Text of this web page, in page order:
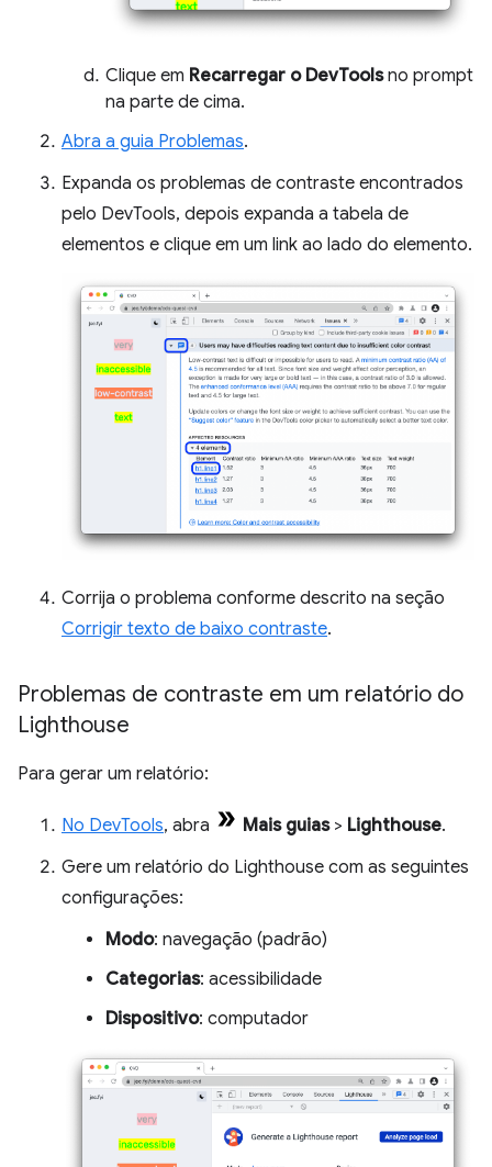
Clique em Recarregar o DevToolsno prompt
na parte de cima.
Abra a guia Problemas.
Expanda os problemas de contraste encontrados
pelo DevTools, depois expanda a tabela de
elementos e clique em um link ao lado do elemento.
Corrija o problema conforme descrito na seção
Corrigir texto de baixo contraste.
Problemas de contraste em um relatório do
Lighthouse
Para gerar um relatório:
No DevTools, abra Mais guias> Lighthouse.
Gere um relatório do Lighthouse com as seguintes
configurações:
Modo: navegação (padrão)
Categorias: acessibilidade
Dispositivo: computador